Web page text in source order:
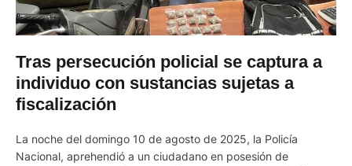
Tras persecución policial se captura a
individuo con sustancias sujetas a
fiscalización
La noche del domingo 10 de agosto de 2025, la Policía
Nacional, aprehendió a un ciudadano en posesión de